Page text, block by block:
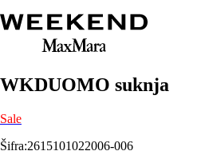
WKDUOMO suknja
Sale
Šifra:2615101022006-006